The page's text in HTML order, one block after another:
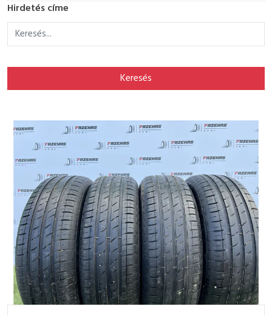
Hirdetés címe
Keresés